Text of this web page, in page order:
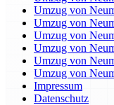
Umzug von
Umzug von
Umzug von
Umzug von
Umzug von
Umzug von
Impressum
Datenschutz